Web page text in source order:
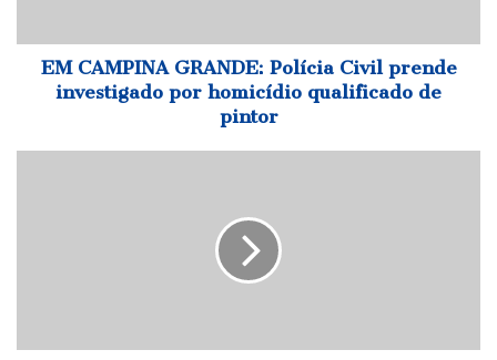
homicídio
qualificado
EM CAMPINA GRANDE: Polícia Civil prende
investigado por homicídio qualificado de
pintor
estadunidenses